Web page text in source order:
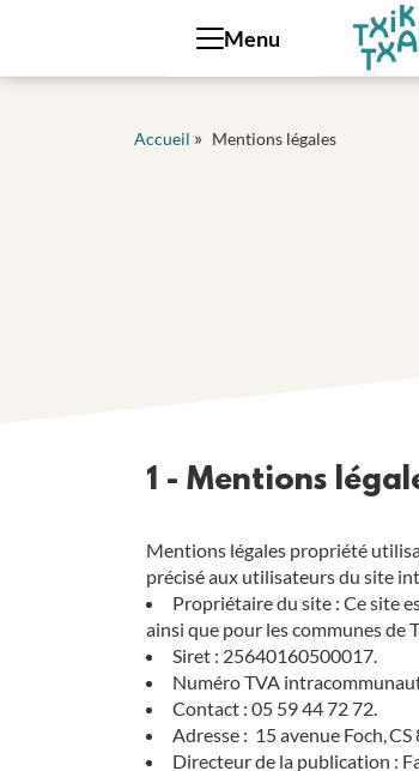
Menu
Accueil » Mentions légales
1 - Mentions
Mentions légales propriété
précisé aux utilisateurs du site
Propriétaire du site : Ce site
ainsi que pour les communes de
Siret : 25640160500017.
Numéro TVA
Contact : 05 59 44 72 72.
Adresse : 15 avenue Foch,
Directeur de la publication :